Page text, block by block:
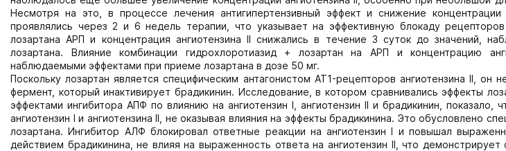
Несмотря на это, в процессе лечения антигипертензивный эффект и снижение
проявлялись через 2 и 6 недель терапии, что указывает на эффективную блокаду
лозартана АРП и концентрация ангиотензина II снижались в течение 3 суток до значений,
лозартана. Влияние комбинации гидрохлоротиазид + лозартан на АРП и концентрацию
наблюдаемыми эффектами при приеме лозартана в дозе 50 мг.
Поскольку лозартан является специфическим антагонистом AT1-рецепторов ангиотензина II, он
фермент, который инактивирует брадикинин. Исследование, в котором сравнивались эффекты
эффектами ингибитора АПФ по влиянию на ангиотензин I, ангиотензин II и брадикинин, показало,
ангиотензин I и ангиотензина II, не оказывая влияния на эффекты брадикинина. Это обусловлено
лозартана. Ингибитор АЛФ блокировал ответные реакции на ангиотензин I и повышал
действием брадикинина, не влияя на выраженность ответа на ангиотензин II, что демонстрирует